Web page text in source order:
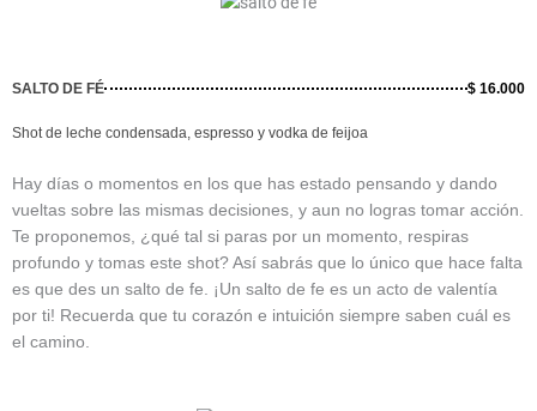
SALTO DE FÉ $ 16.000
Shot de leche condensada, espresso y vodka de feijoa
Hay días o momentos en los que has estado pensando y dando
vueltas sobre las mismas decisiones, y aun no logras tomar acción.
Te proponemos, ¿qué tal si paras por un momento, respiras
profundo y tomas este shot? Así sabrás que lo único que hace falta
es que des un salto de fe. ¡Un salto de fe es un acto de valentía
por ti! Recuerda que tu corazón e intuición siempre saben cuál es
el camino.